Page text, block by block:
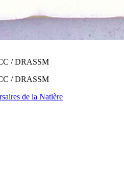
/ DRASSM
/ DRASSM
de la Natière